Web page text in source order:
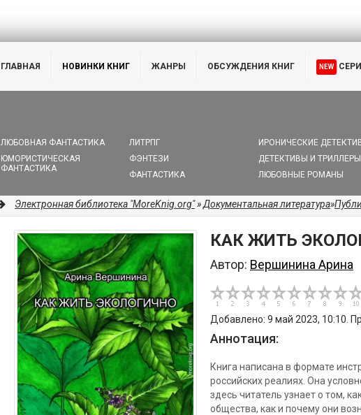
ГЛАВНАЯ НОВИНКИ КНИГ ЖАНРЫ ОБСУЖДЕНИЯ КНИГ NEW
ЛЮБОВНАЯ ФАНТАСТИКА
ЮМОРИСТИЧЕСКАЯ
ФАНТАСТИКА
ЛИТРПГ
ФЭНТЕЗИ
ФАНТАСТИКА
ИРОНИЧЕСКИЕ
ДЕТЕКТИВЫ И ТРИЛЛЕРЫ
ЛЮБОВНЫЕ РОМАНЫ
Электронная библиотека "MoreKnig.org"»Документальная литература»
КАК ЖИТЬ
Автор: Вершинина Арина
Добавлено: 9 май 2023, 10:10.
Аннотация:
Книга написана в формате
российских реалиях. Она
здесь читатель узнает о том,
общества, как и почему они